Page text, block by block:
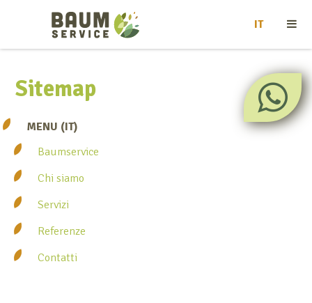
IT
Sitemap
MENU (IT)
Baumservice
Chi siamo
Servizi
Referenze
Contatti